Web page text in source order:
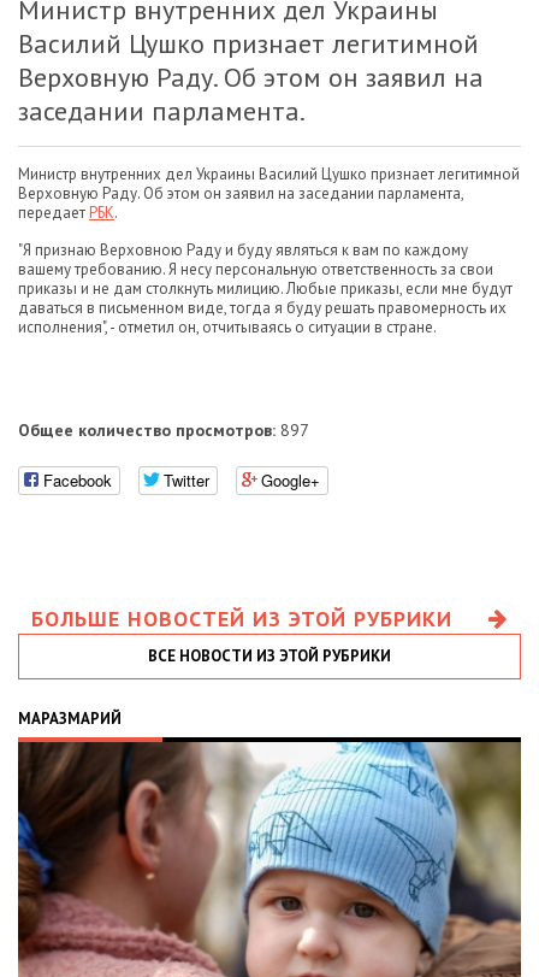
Министр внутренних дел Украины
Василий Цушко признает легитимной
Верховную Раду. Об этом он заявил на
заседании парламента.
Министр внутренних дел Украины Василий Цушко признает легитимной
Верховную Раду. Об этом он заявил на заседании парламента,
передаетРБК.
"Я признаю Верховною Раду и буду являться к вам по каждому
вашему требованию. Я несу персональную ответственность за свои
приказы и не дам столкнуть милицию. Любые приказы, если мне будут
даваться в письменном виде, тогда я буду решать правомерность их
исполнения", - отметил он, отчитываясь о ситуации в стране.
Общее количество просмотров: 897
Facebook Twitter Google+
БОЛЬШЕ НОВОСТЕЙ ИЗ ЭТОЙ РУБРИКИ
ВСЕ НОВОСТИ ИЗ ЭТОЙ РУБРИКИ
МАРАЗМАРИЙ